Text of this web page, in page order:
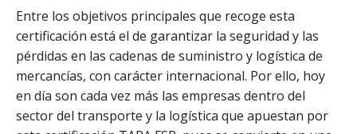
Entre los objetivos principales que recoge esta
certificación está el de garantizar la seguridad y las
pérdidas en las cadenas de suministro y logística de
mercancías, con carácter internacional. Por ello, hoy
en día son cada vez más las empresas dentro del
sector del transporte y la logística que apuestan por